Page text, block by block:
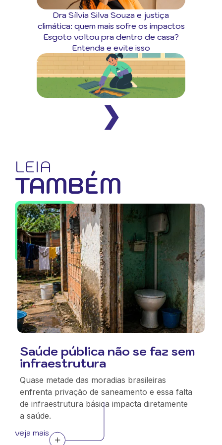
Dra Sílvia Silva Souza e justiça
climática: quem mais sofre os impactos
Esgoto voltou pra dentro de casa?
Entenda e evite isso
❯
LEIA
TAMBÉM
Saúde pública não se faz sem
infraestrutura
Quase metade das moradias brasileiras
enfrenta privação de saneamento e essa falta
de infraestrutura básica impacta diretamente
a saúde.
veja mais